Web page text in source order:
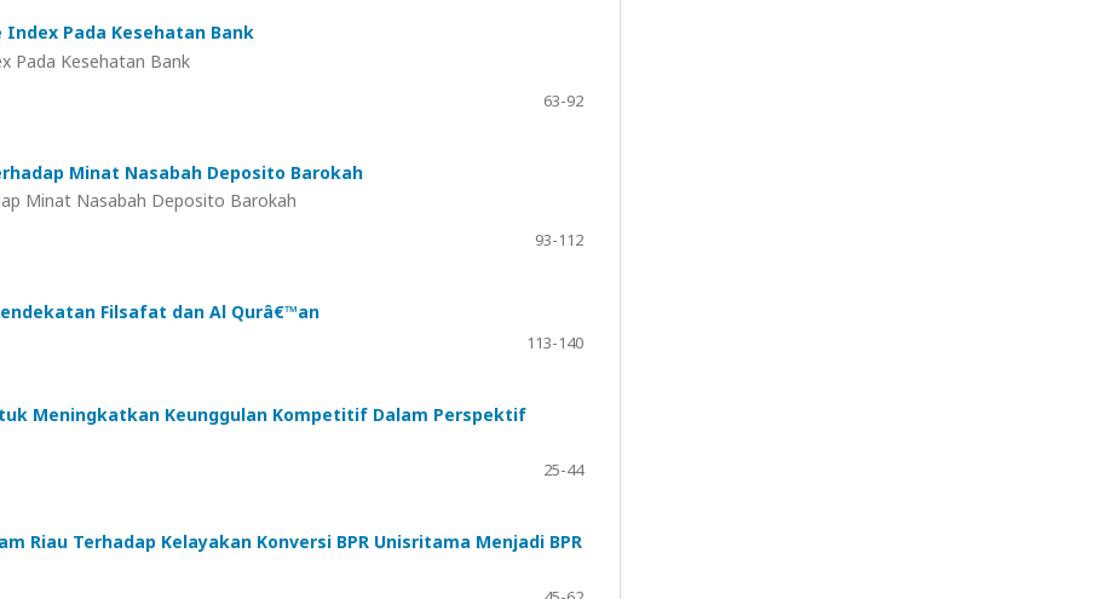
Pada Kesehatan Bank
Pada Kesehatan Bank
63-92
Minat Nasabah Deposito Barokah
Minat Nasabah Deposito Barokah
93-112
Filsafat dan Al Qurâ€™an
113-140
Meningkatkan Keunggulan Kompetitif Dalam Perspektif
25-44
Riau Terhadap Kelayakan Konversi BPR Unisritama Menjadi BPR